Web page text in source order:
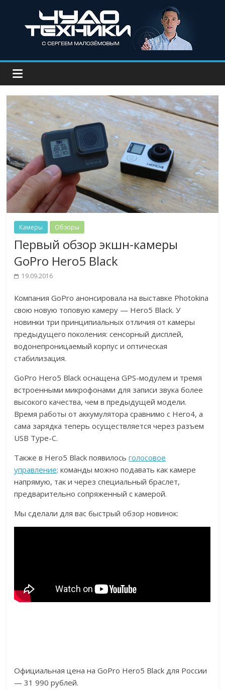
Камеры Обзоры
Первый обзор экшн-камеры
GoPro Hero5 Black
19.09.2016
Компания GoPro анонсировала на выставке Photokina
свою новую топовую камеру — Hero5 Black. У
новинки три принципиальных отличия от камеры
предыдущего поколения: сенсорный дисплей,
водонепроницаемый корпус и оптическая
стабилизация.
GoPro Hero5 Black оснащена GPS-модулем и тремя
встроенными микрофонами для записи звука более
высокого качества, чем в предыдущей модели.
Время работы от аккумулятора сравнимо с Hero4, а
сама зарядка теперь осуществляется через разъем
USB Type-C.
Также в Hero5 Black появилосьголосовое
управление: команды можно подавать как камере
напрямую, так и через специальный браслет,
предварительно сопряженный с камерой.
Мы сделали для вас быстрый обзор новинок:
Официальная цена на GoPro Hero5 Black для России
— 31 990 рублей.